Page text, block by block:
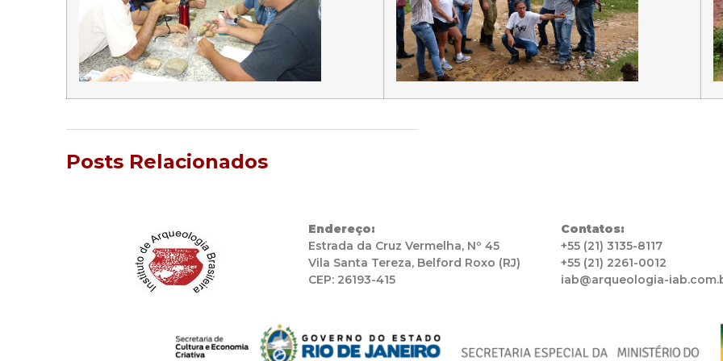
Posts Relacionados
Endereço:
Estrada da Cruz Vermelha, Nº 45
Vila Santa Tereza, Belford Roxo (RJ)
CEP: 26193-415
Contatos:
+55 (21) 3135-8117
+55 (21) 2261-0012
iab@arqueologia-